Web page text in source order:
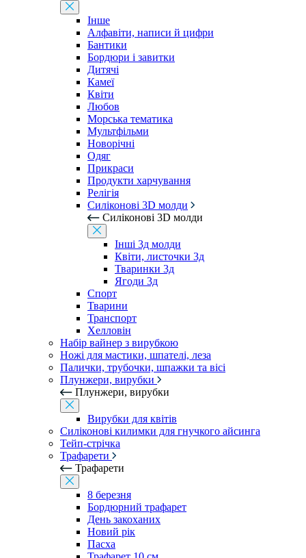
Інше
Алфавіти, написи й цифри
Бантики
Бордюри і завитки
Дитячі
Камеї
Квіти
Любов
Морська тематика
Мультфільми
Новорічні
Одяг
Прикраси
Продукти харчування
Релігія
Силіконові 3D молди
Силіконові 3D молди
Інші 3д молди
Квіти, листочки 3д
Тваринки 3д
Ягоди 3д
Спорт
Тварини
Транспорт
Хелловін
Набір вайнер з вирубкою
Ножі для мастики, шпателі, леза
Палички, трубочки, шпажки та вісі
Плунжери, вирубки
Плунжери, вирубки
Вирубки для квітів
Силіконові килимки для гнучкого айсинга
Тейп-стрічка
Трафарети
Трафарети
8 березня
Бордюрний трафарет
День закоханих
Новий рік
Пасха